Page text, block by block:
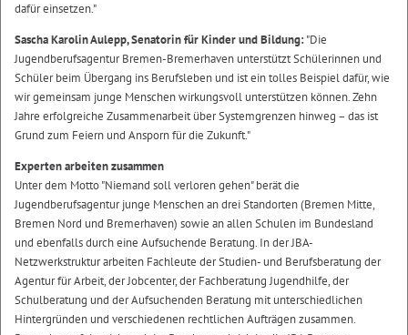
dafür einsetzen."
Sascha Karolin Aulepp, Senatorin für Kinder und Bildung:"Die
Jugendberufsagentur Bremen-Bremerhaven unterstützt Schülerinnen und
Schüler beim Übergang ins Berufsleben und ist ein tolles Beispiel dafür, wie
wir gemeinsam junge Menschen wirkungsvoll unterstützen können. Zehn
Jahre erfolgreiche Zusammenarbeit über Systemgrenzen hinweg – das ist
Grund zum Feiern und Ansporn für die Zukunft."
Experten arbeiten zusammen
Unter dem Motto "Niemand soll verloren gehen" berät die
Jugendberufsagentur junge Menschen an drei Standorten (Bremen Mitte,
Bremen Nord und Bremerhaven) sowie an allen Schulen im Bundesland
und ebenfalls durch eine Aufsuchende Beratung. In der JBA-
Netzwerkstruktur arbeiten Fachleute der Studien- und Berufsberatung der
Agentur für Arbeit, der Jobcenter, der Fachberatung Jugendhilfe, der
Schulberatung und der Aufsuchenden Beratung mit unterschiedlichen
Hintergründen und verschiedenen rechtlichen Aufträgen zusammen.